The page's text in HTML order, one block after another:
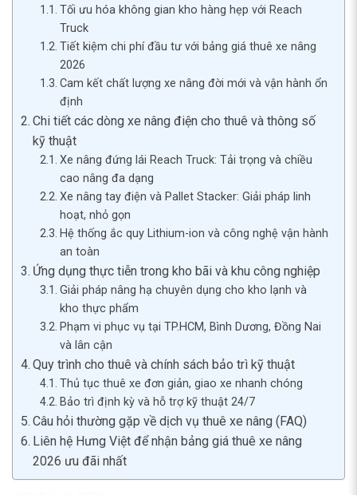
Tối ưu hóa không gian kho hàng hẹp với Reach
Truck
Tiết kiệm chi phí đầu tư với bảng giá thuê xe nâng
2026
Cam kết chất lượng xe nâng đời mới và vận hành ổn
định
Chi tiết các dòng xe nâng điện cho thuê và thông số
kỹ thuật
Xe nâng đứng lái Reach Truck: Tải trọng và chiều
cao nâng đa dạng
Xe nâng tay điện và Pallet Stacker: Giải pháp linh
hoạt, nhỏ gọn
Hệ thống ắc quy Lithium-ion và công nghệ vận hành
an toàn
Ứng dụng thực tiễn trong kho bãi và khu công nghiệp
Giải pháp nâng hạ chuyên dụng cho kho lạnh và
kho thực phẩm
Phạm vi phục vụ tại TP.HCM, Bình Dương, Đồng Nai
và lân cận
Quy trình cho thuê và chính sách bảo trì kỹ thuật
Thủ tục thuê xe đơn giản, giao xe nhanh chóng
Bảo trì định kỳ và hỗ trợ kỹ thuật 24/7
Câu hỏi thường gặp về dịch vụ thuê xe nâng (FAQ)
Liên hệ Hưng Việt để nhận bảng giá thuê xe nâng
2026 ưu đãi nhất